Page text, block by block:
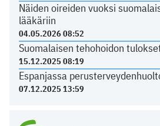
Näiden oireiden vuoksi
lääkäriin
04.05.2026 08:52
Suomalaisen tehohoidon
15.12.2025 08:19
Espanjassa
07.12.2025 13:59